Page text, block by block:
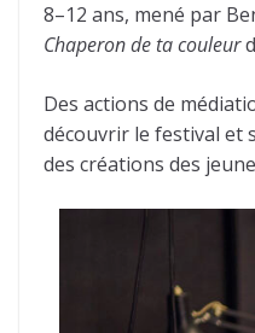
8–12 ans, mené par
Chaperon de ta couleur
Des actions de
découvrir le festival et
des créations des